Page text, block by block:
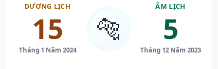
DƯƠNG LỊCH
15
Tháng 1 Năm 2024
🐅
ÂM LỊCH
5
Tháng 12 Năm 2023